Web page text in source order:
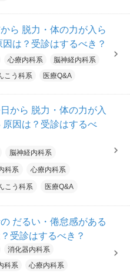
ら 脱力・体の力が入ら
因は？受診はするべき？
心療内科系
脳神経内科系
こう科系
医療Q&A
から 脱力・体の力が入
原因は？受診はするべ
脳神経内科系
科系 心療内科系
こう科系 医療Q&A
だるい・倦怠感がある
受診はするべき？
消化器内科系
科系
心療内科系